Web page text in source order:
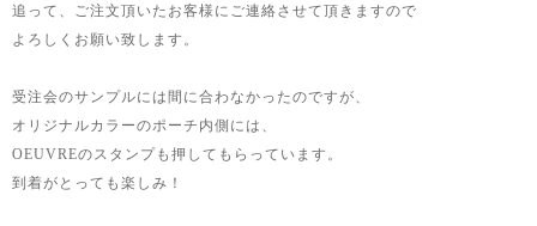
追って、ご注文頂いたお客様にご連絡させて頂きますので
よろしくお願い致します。
受注会のサンプルには間に合わなかったのですが、
オリジナルカラーのポーチ内側には、
OEUVREのスタンプも押してもらっています。
到着がとっても楽しみ！